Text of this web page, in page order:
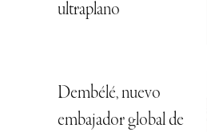
ultraplano
Dembélé, nuevo
embajador global de